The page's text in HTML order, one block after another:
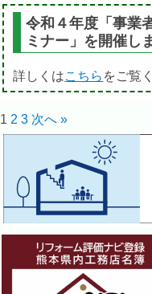
令和４年度「事業
ミナー」を開催し
詳しくはこちら をご覧
1 2 3 次へ »